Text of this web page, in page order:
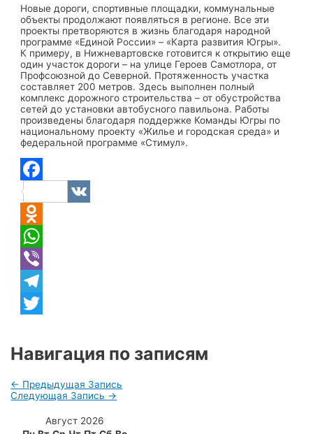
Новые дороги, спортивные площадки, коммунальные
объекты продолжают появляться в регионе. Все эти
проекты претворяются в жизнь благодаря народной
программе «Единой России» – «Карта развития Югры».
К примеру, в Нижневартовске готовится к открытию еще
один участок дороги – на улице Героев Самотлора, от
Профсоюзной до Северной. Протяженность участка
составляет 200 метров. Здесь выполнен полный
комплекс дорожного строительства – от обустройства
сетей до установки автобусного павильона. Работы
произведены благодаря поддержке Команды Югры по
национальному проекту «Жилье и городская среда» и
федеральной программе «Стимул».
Facebook
VK
Odnoklassniki
WhatsApp
Viber
Telegram
Навигация по записям
← Предыдущая Запись
Следующая Запись →
Август 2026